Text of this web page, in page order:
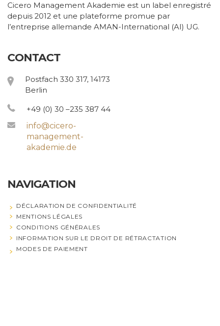
Cicero Management Akademie est un label enregistré
depuis 2012 et une plateforme promue par
l’entreprise allemande AMAN-International (AI) UG.
CONTACT
Postfach 330 317, 14173
Berlin
+49 (0) 30 –235 387 44
info@cicero-
management-
akademie.de
NAVIGATION
DÉCLARATION DE CONFIDENTIALITÉ
MENTIONS LÉGALES
CONDITIONS GÉNÉRALES
INFORMATION SUR LE DROIT DE RÉTRACTATION
MODES DE PAIEMENT